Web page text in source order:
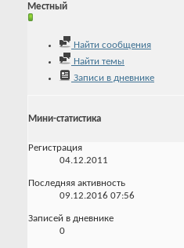
Местный
Найти сообщения
Найти темы
Записи в дневнике
Мини-статистика
Регистрация
04.12.2011
Последняя активность
09.12.2016 07:56
Записей в дневнике
0